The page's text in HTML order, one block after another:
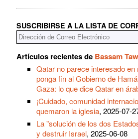
SUSCRIBIRSE A LA LISTA DE
Artículos recientes de Bassam
Qatar no parece interesado en
ponga fin al Gobierno de
Gaza: lo que dice Qatar en
¡Cuidado, comunidad
quemaron la iglesia, 2025-07-
La "solución de los dos
y destruir Israel, 2025-06-08